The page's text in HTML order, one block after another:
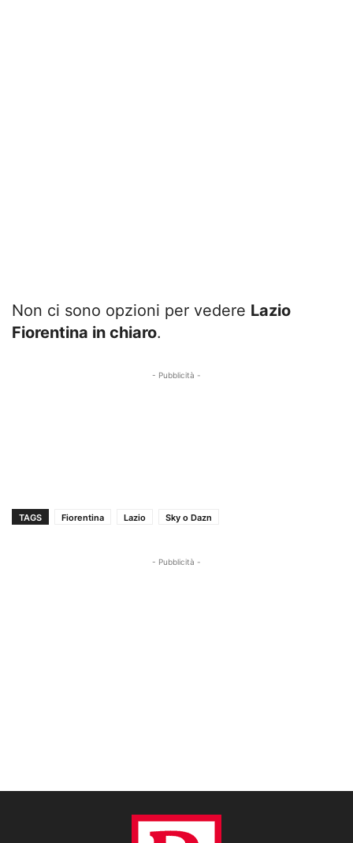
Non ci sono opzioni per vedere Lazio
Fiorentina in chiaro.
- Pubblicità -
TAGS Fiorentina Lazio Sky o Dazn
- Pubblicità -